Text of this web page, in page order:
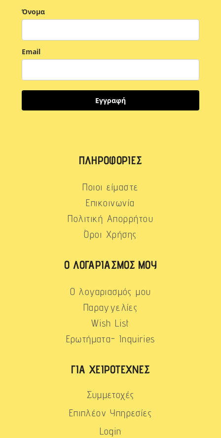
Όνομα
Email
Εγγραφή
ΠΛΗΡΟΦΟΡΊΕΣ
Ποιοι είμαστε
Επικοινωνία
Πολιτική Απορρήτου
Όροι Χρήσης
Ο ΛΟΓΑΡΙΑΣΜΌΣ ΜΟΥ
Ο λογαριασμός μου
Παραγγελίες
Wish List
Ερωτήματα- Inquiries
ΓΙΑ ΧΕΙΡΟΤΈΧΝΕΣ
Συμμετοχές
Επιπλέον Υπηρεσίες
Login